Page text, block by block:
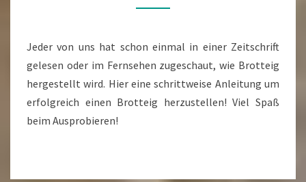
Jeder von uns hat schon einmal in einer Zeitschrift
gelesen oder im Fernsehen zugeschaut, wie Brotteig
hergestellt wird. Hier eine schrittweise Anleitung um
erfolgreich einen Brotteig herzustellen! Viel Spaß
beim Ausprobieren!